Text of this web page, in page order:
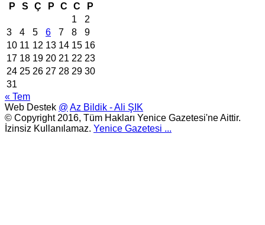
P
S Ç P C C
P
1
2
3
4 5 6 7 8
9
10 11 12 13 14 15 16
17 18 19 20 21 22 23
24 25 26 27 28 29 30
31
« Tem
Web Destek @ Az Bildik - Ali ŞIK
© Copyright 2016, Tüm Hakları Yenice Gazetesi'ne Aittir.
İzinsiz Kullanılamaz. Yenice Gazetesi ...